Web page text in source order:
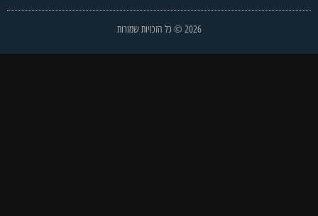
2026 © כל הזכויות שמורות